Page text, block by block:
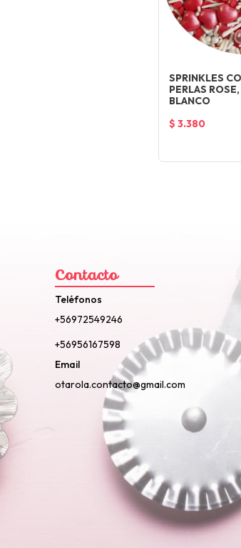
SPRINKLES
PERLAS
BLANCO
$ 3.380
Contacto
Teléfonos
+56972549246
+56956167598
Email
otarola.contacto@gmail.com